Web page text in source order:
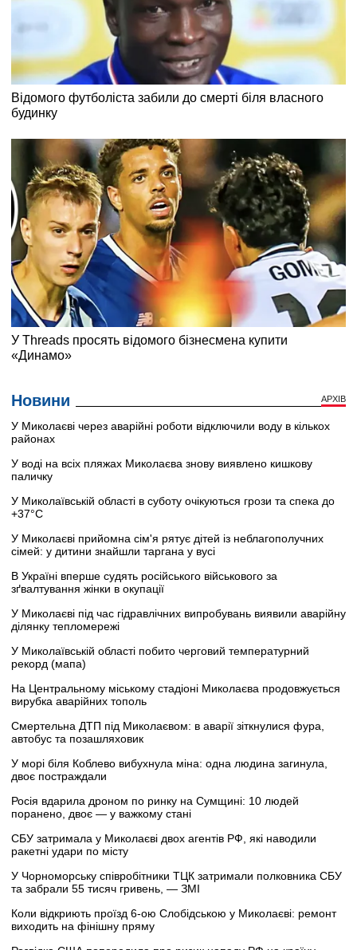
Новини АРХІВ
У Миколаєві через аварійні роботи відключили воду в кількох
районах
У воді на всіх пляжах Миколаєва знову виявлено кишкову
паличку
У Миколаївській області в суботу очікуються грози та спека до
+37°C
У Миколаєві прийомна сім'я рятує дітей із неблагополучних
сімей: у дитини знайшли таргана у вусі
В Україні вперше судять російського військового за
зґвалтування жінки в окупації
У Миколаєві під час гідравлічних випробувань виявили аварійну
ділянку тепломережі
У Миколаївській області побито черговий температурний
рекорд (мапа)
На Центральному міському стадіоні Миколаєва продовжується
вирубка аварійних тополь
Смертельна ДТП під Миколаєвом: в аварії зіткнулися фура,
автобус та позашляховик
У морі біля Коблево вибухнула міна: одна людина загинула,
двоє постраждали
Росія вдарила дроном по ринку на Сумщині: 10 людей
поранено, двоє — у важкому стані
СБУ затримала у Миколаєві двох агентів РФ, які наводили
ракетні удари по місту
У Чорноморську співробітники ТЦК затримали полковника СБУ
та забрали 55 тисяч гривень, — ЗМІ
Коли відкриють проїзд 6-ою Слобідською у Миколаєві: ремонт
виходить на фінішну пряму